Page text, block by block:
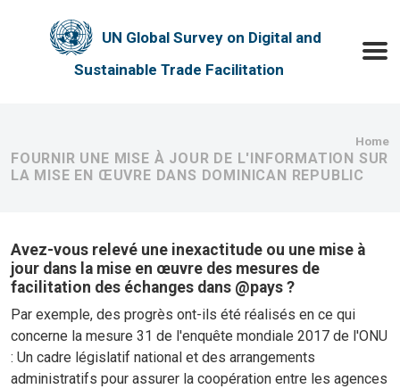
UN Global Survey on Digital and
Sustainable Trade Facilitation
Home
FOURNIR UNE MISE À JOUR DE L'INFORMATION SUR
LA MISE EN ŒUVRE DANS DOMINICAN REPUBLIC
Avez-vous relevé une inexactitude ou une mise à
jour dans la mise en œuvre des mesures de
facilitation des échanges dans @pays ?
Par exemple, des progrès ont-ils été réalisés en ce qui
concerne la mesure 31 de l'enquête mondiale 2017 de l'ONU
: Un cadre législatif national et des arrangements
administratifs pour assurer la coopération entre les agences